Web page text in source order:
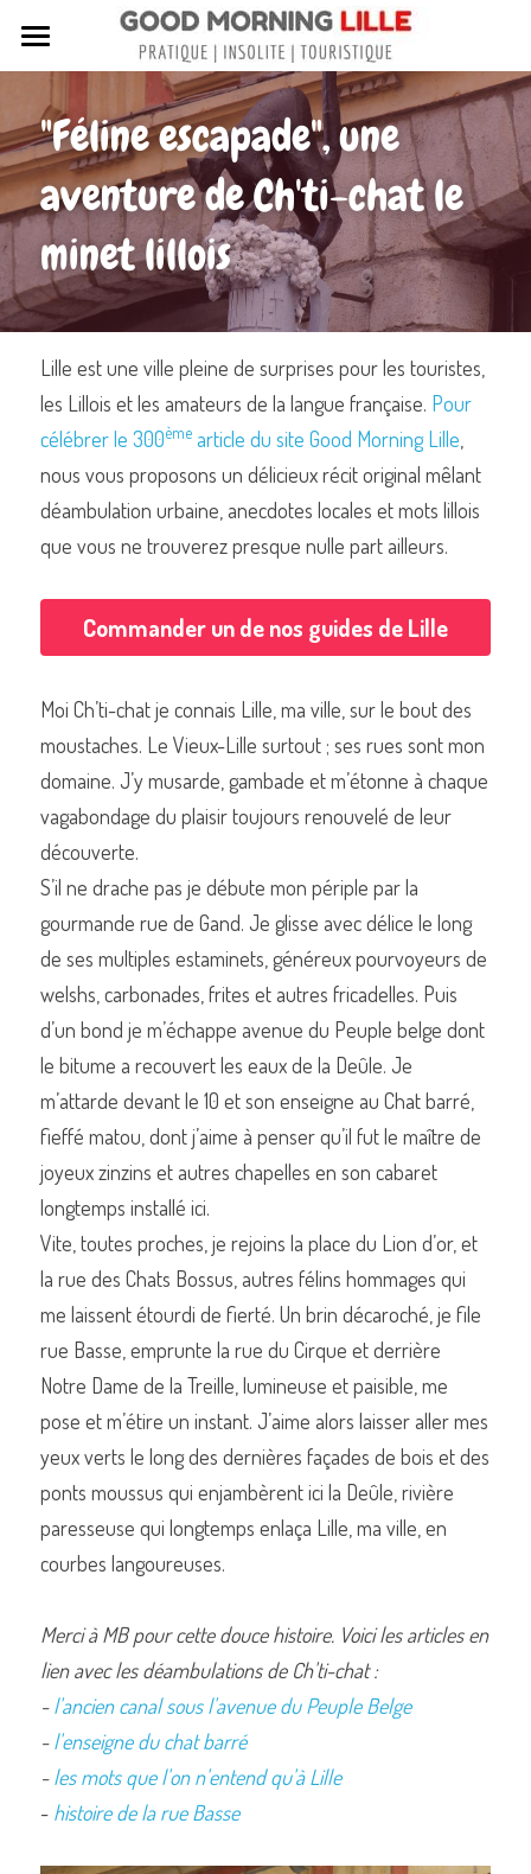
Tous nos articles
Sortir à Lille
Lille de A à Z
Nos livres sur Lille
Lille insolite et secret
Street Art à Lille
Toutes les rues de Lille
Contactez-nous
Rechercher
Commander un de nos livres sur Lille
"Féline escapade", une
aventure de Ch'ti-chat le
minet lillois
Lille est une ville pleine de surprises pour les touristes,
les Lillois et les amateurs de la langue française. Pour
célébrer le 300ème article du site Good Morning Lille
nous vous proposons un délicieux récit original mêlant
déambulation urbaine, anecdotes locales et mots lillois
que vous ne trouverez presque nulle part ailleurs.
Commander un de nos guides de Lille
Moi Ch’ti-chat je connais Lille, ma ville, sur le bout des
moustaches. Le Vieux-Lille surtout ; ses rues sont mon
domaine. J’y musarde, gambade et m’étonne à chaque
vagabondage du plaisir toujours renouvelé de leur
découverte.
S’il ne drache pas je débute mon périple par la
gourmande rue de Gand. Je glisse avec délice le long
de ses multiples estaminets, généreux pourvoyeurs de
welshs, carbonades, frites et autres fricadelles. Puis
d’un bond je m’échappe avenue du Peuple belge dont
le bitume a recouvert les eaux de la Deûle. Je
m’attarde devant le 10 et son enseigne au Chat barré,
fieffé matou, dont j’aime à penser qu’il fut le maître de
joyeux zinzins et autres chapelles en son cabaret
longtemps installé ici.
Vite, toutes proches, je rejoins la place du Lion d’or, et
la rue des Chats Bossus, autres félins hommages qui
me laissent étourdi de fierté. Un brin décaroché, je file
rue Basse, emprunte la rue du Cirque et derrière
Notre Dame de la Treille, lumineuse et paisible, me
pose et m’étire un instant. J’aime alors laisser aller mes
yeux verts le long des dernières façades de bois et des
ponts moussus qui enjambèrent ici la Deûle, rivière
paresseuse qui longtemps enlaça Lille, ma ville, en
courbes langoureuses.
Merci à MB pour cette douce histoire. Voici les articles en
lien avec les déambulations de Ch'ti-chat :
- l'ancien canal sous l'avenue du Peuple Belge
- l'enseigne du chat barré
- les mots que l'on n'entend qu'à Lille
- histoire de la rue Basse